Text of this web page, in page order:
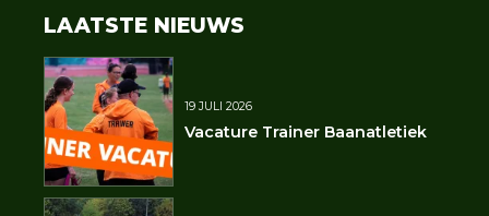
LAATSTE NIEUWS
19 JULI 2026
Vacature Trainer Baanatletiek